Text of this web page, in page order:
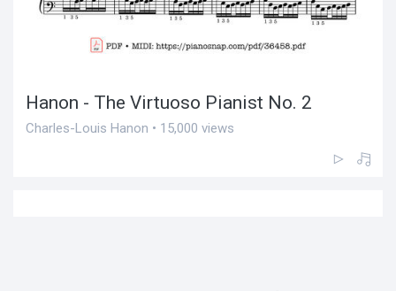
Hanon - The Virtuoso Pianist No. 2
Charles-Louis Hanon • 15,000 views